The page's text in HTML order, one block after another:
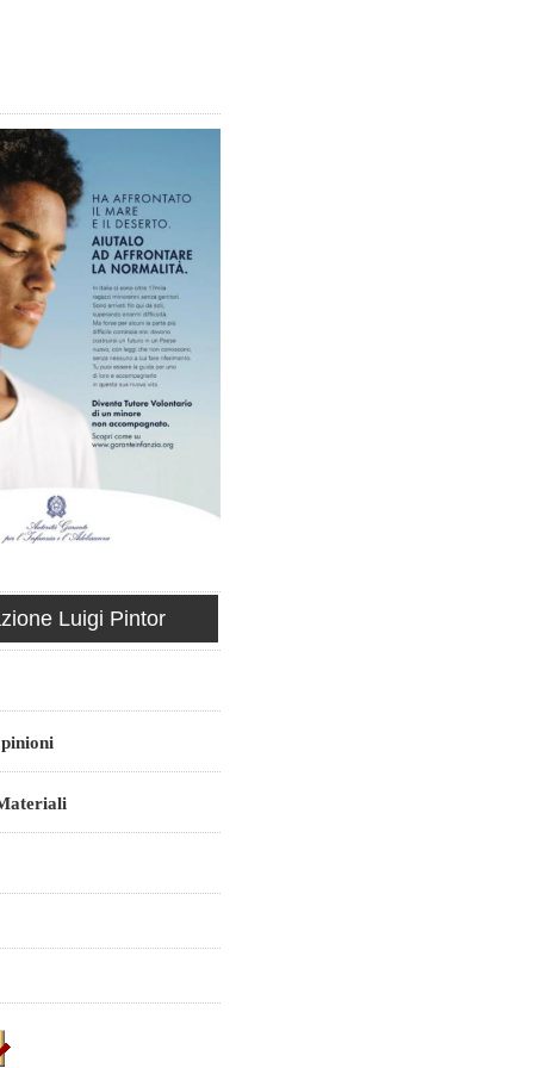
Luigi Pintor